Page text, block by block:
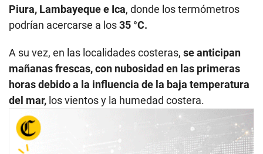
Piura, Lambayeque e Ica, donde los termómetros
podrían acercarse a los35 °C.
A su vez, en las localidades costeras, se anticipan
mañanas frescas, con nubosidad en las primeras
horas debido a la influencia de la baja temperatura
del mar, los vientos y la humedad costera.